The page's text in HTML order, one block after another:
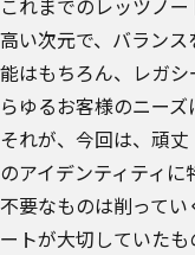
これまでのレッツノ
高い次元で、バラン
能はもちろん、レガ
らゆるお客様のニーズ
それが、今回は、頑
のアイデンティティに
不要なものは削って
ートが大切していた